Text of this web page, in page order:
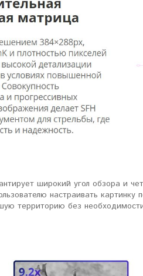
широкий угол обзора и
настраивать
территорию без